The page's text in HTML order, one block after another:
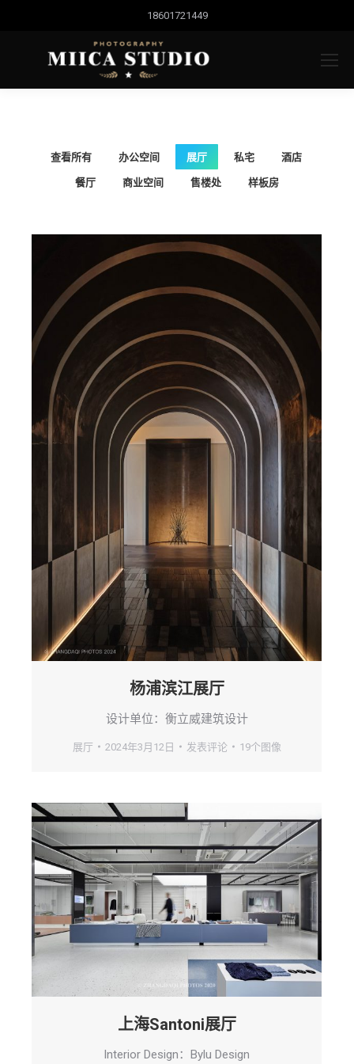
18601721449
查看所有 办公空间 展厅 私宅 酒店
餐厅 商业空间 售楼处 样板房
杨浦滨江展厅
设计单位：衡立威建筑设计
展厅 2024年3月12日 发表评论 19个图像
上海Santoni展厅
Interior Design：Bylu Design